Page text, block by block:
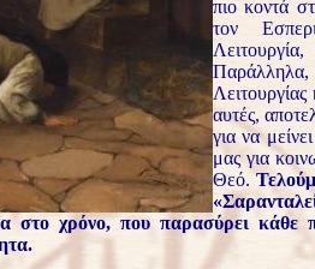
πιο κοντά
τον
Λειτουργίας
αυτές,
για να
μας για
Θεό.
στο χρόνο, που παρασύρει κάθε